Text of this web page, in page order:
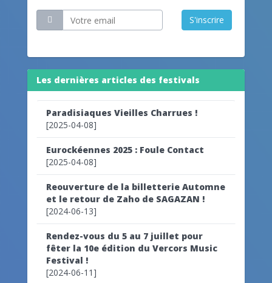
S'inscrire
Les dernières articles des festivals
Paradisiaques Vieilles Charrues !
[2025-04-08]
Eurockéennes 2025 : Foule Contact
[2025-04-08]
Reouverture de la billetterie Automne
et le retour de Zaho de SAGAZAN !
[2024-06-13]
Rendez-vous du 5 au 7 juillet pour
fêter la 10e édition du Vercors Music
Festival !
[2024-06-11]